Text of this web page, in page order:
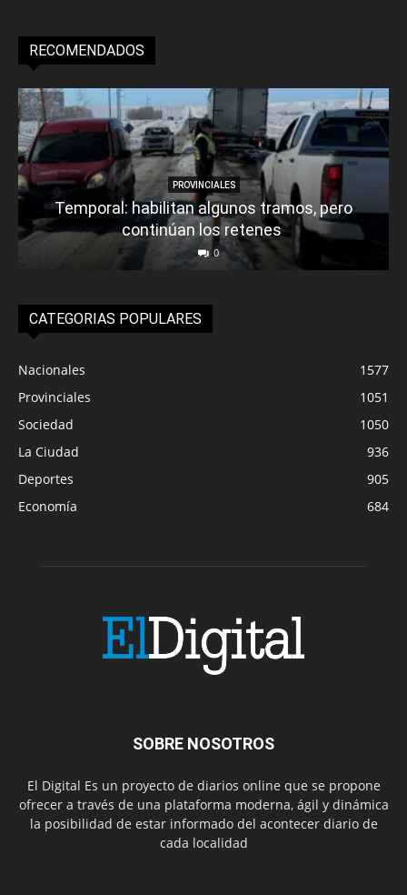
RECOMENDADOS
PROVINCIALES
Temporal: habilitan algunos tramos, pero
continúan los retenes
0
CATEGORIAS POPULARES
Nacionales
1577
Provinciales
1051
Sociedad
1050
La Ciudad
936
Deportes
905
Economía
684
SOBRE NOSOTROS
El Digital Es un proyecto de diarios online que se propone
ofrecer a través de una plataforma moderna, ágil y dinámica
la posibilidad de estar informado del acontecer diario de
cada localidad